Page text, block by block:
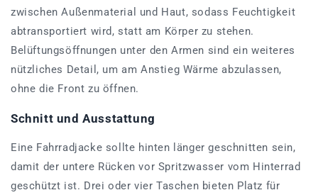
zwischen Außenmaterial und Haut, sodass Feuchtigkeit
abtransportiert wird, statt am Körper zu stehen.
Belüftungsöffnungen unter den Armen sind ein weiteres
nützliches Detail, um am Anstieg Wärme abzulassen,
ohne die Front zu öffnen.
Schnitt und Ausstattung
Eine Fahrradjacke sollte hinten länger geschnitten sein,
damit der untere Rücken vor Spritzwasser vom Hinterrad
geschützt ist. Drei oder vier Taschen bieten Platz für